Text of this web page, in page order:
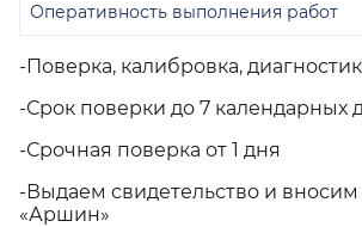
-Поверка, калибровка,
-Срок поверки до 7 календарных
-Срочная поверка от 1 дня
-Выдаем свидетельство и
«Аршин»
Оперативность выполнения работ